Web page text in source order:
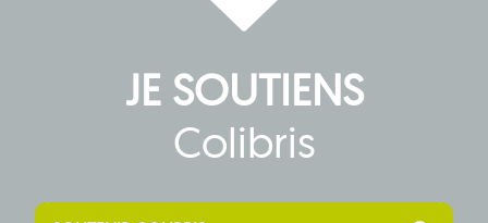
JE SOUTIENS
Colibris